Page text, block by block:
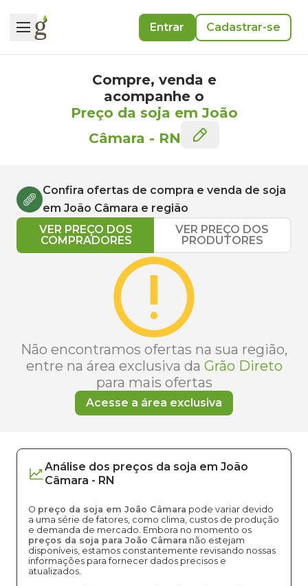
Entrar Cadastrar-se
Compre, venda e
acompanhe o
Preço da soja em João
Câmara - RN
Confira ofertas de compra e venda de soja
em João Câmara e região
VER PREÇO DOS
COMPRADORES
VER PREÇO DOS
PRODUTORES
Não encontramos ofertas na sua região,
entre na área exclusiva da Grão Direto
para mais ofertas
Acesse a área exclusiva
Análise dos preços da soja em João
Câmara - RN
O preço da soja em João Câmara pode variar devido
a uma série de fatores, como clima, custos de produção
e demanda de mercado. Embora no momento os
preços da soja para João Câmara não estejam
disponíveis, estamos constantemente revisando nossas
informações para fornecer dados precisos e
atualizados.